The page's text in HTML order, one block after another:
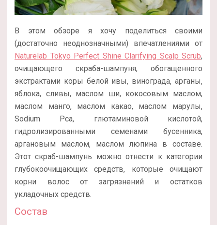
В этом обзоре я хочу поделиться своими
(достаточно неоднозначными) впечатлениями от
Naturelab Tokyo Perfect Shine Clarifying Scalp Scrub,
очищающего скраба-шампуня, обогащенного
экстрактами коры белой ивы, винограда, арганы,
яблока, сливы, маслом ши, кокосовым маслом,
маслом манго, маслом какао, маслом марулы,
Sodium Pca, глютаминовой кислотой,
гидролизированными семенами бусенника,
аргановым маслом, маслом люпина в составе.
Этот скраб-шампунь можно отнести к категории
глубокоочищающих средств, которые очищают
корни волос от загрязнений и остатков
укладочных средств.
Состав